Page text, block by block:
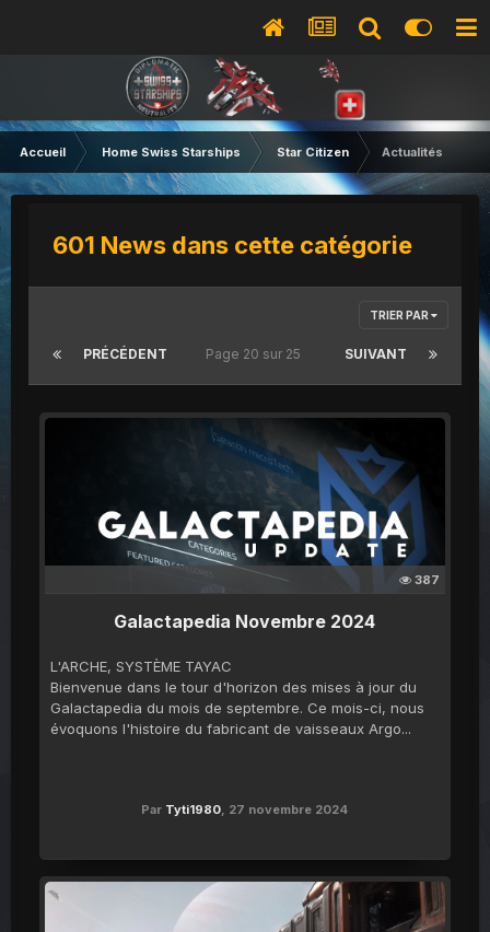
Accueil Home Swiss Starships Star Citizen Actualités
601 News dans cette catégorie
TRIER PAR
PRÉCÉDENT SUIVANT
Page 20 sur 25
387
Galactapedia Novembre 2024
L'ARCHE, SYSTÈME TAYAC
Bienvenue dans le tour d'horizon des mises à jour du
Galactapedia du mois de septembre. Ce mois-ci, nous
évoquons l'histoire du fabricant de vaisseaux Argo...
Par Tyti1980, 27 novembre 2024